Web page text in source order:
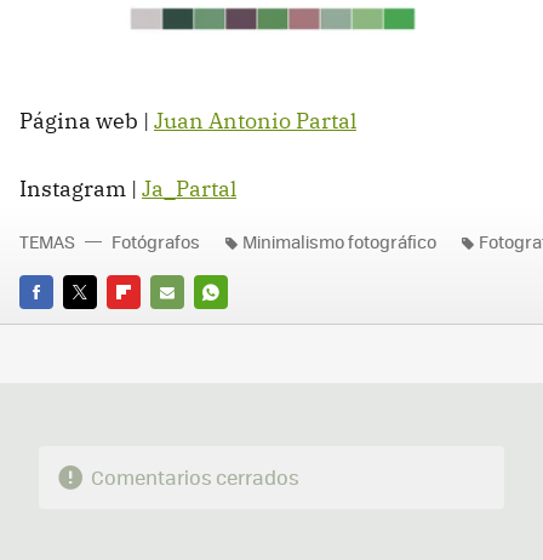
Página web | Juan Antonio Partal
Instagram | Ja_Partal
FACEBOOK
TWITTERFLIPBOARD
E-
WHATSAPP
TEMAS Fotógrafos Minimalismo fotográfico
Comentarios cerrados